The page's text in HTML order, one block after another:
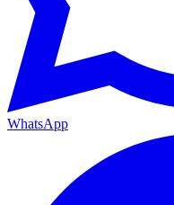
WhatsApp